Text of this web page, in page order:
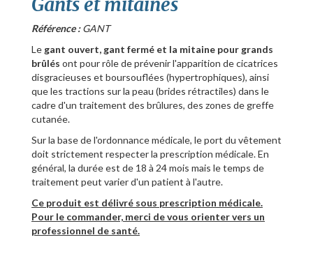
Référence :GANT
Le gant ouvert, gant fermé et la mitaine pour grands
brûlés ont pour rôle de prévenir l'apparition de cicatrices
disgracieuses et boursouflées (hypertrophiques), ainsi
que les tractions sur la peau (brides rétractiles) dans le
cadre d'un traitement des brûlures, des zones de greffe
cutanée.
Sur la base de l'ordonnance médicale, le port du vêtement
doit strictement respecter la prescription médicale. En
général, la durée est de 18 à 24 mois mais le temps de
traitement peut varier d'un patient à l'autre.
Ce produit est délivré sous prescription médicale.
Pour le commander, merci de vous orienter vers un
professionnel de santé.